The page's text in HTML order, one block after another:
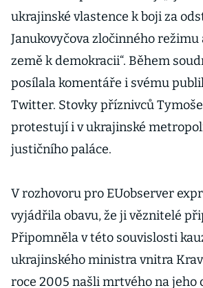
ukrajinské vlastence k boji za
Janukovyčova zločinného režimu
země k demokracii“. Během
posílala komentáře i svému
Twitter. Stovky příznivců
protestují i v ukrajinské
justičního paláce.
V rozhovoru pro EUobserver
vyjádřila obavu, že ji věznitelé
Připomněla v této souvislosti
ukrajinského ministra vnitra
roce 2005 našli mrtvého na jeho